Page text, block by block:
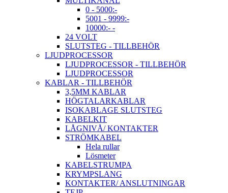
0 - 5000:-
5001 - 9999:-
10000:- -
24 VOLT
SLUTSTEG - TILLBEHÖR
LJUDPROCESSOR
LJUDPROCESSOR - TILLBEHÖR
LJUDPROCESSOR
KABLAR - TILLBEHÖR
3,5MM KABLAR
HÖGTALARKABLAR
ISOKABLAGE SLUTSTEG
KABELKIT
LÅGNIVÅ/ KONTAKTER
STRÖMKABEL
Hela rullar
Lösmeter
KABELSTRUMPA
KRYMPSLANG
KONTAKTER/ ANSLUTNINGAR